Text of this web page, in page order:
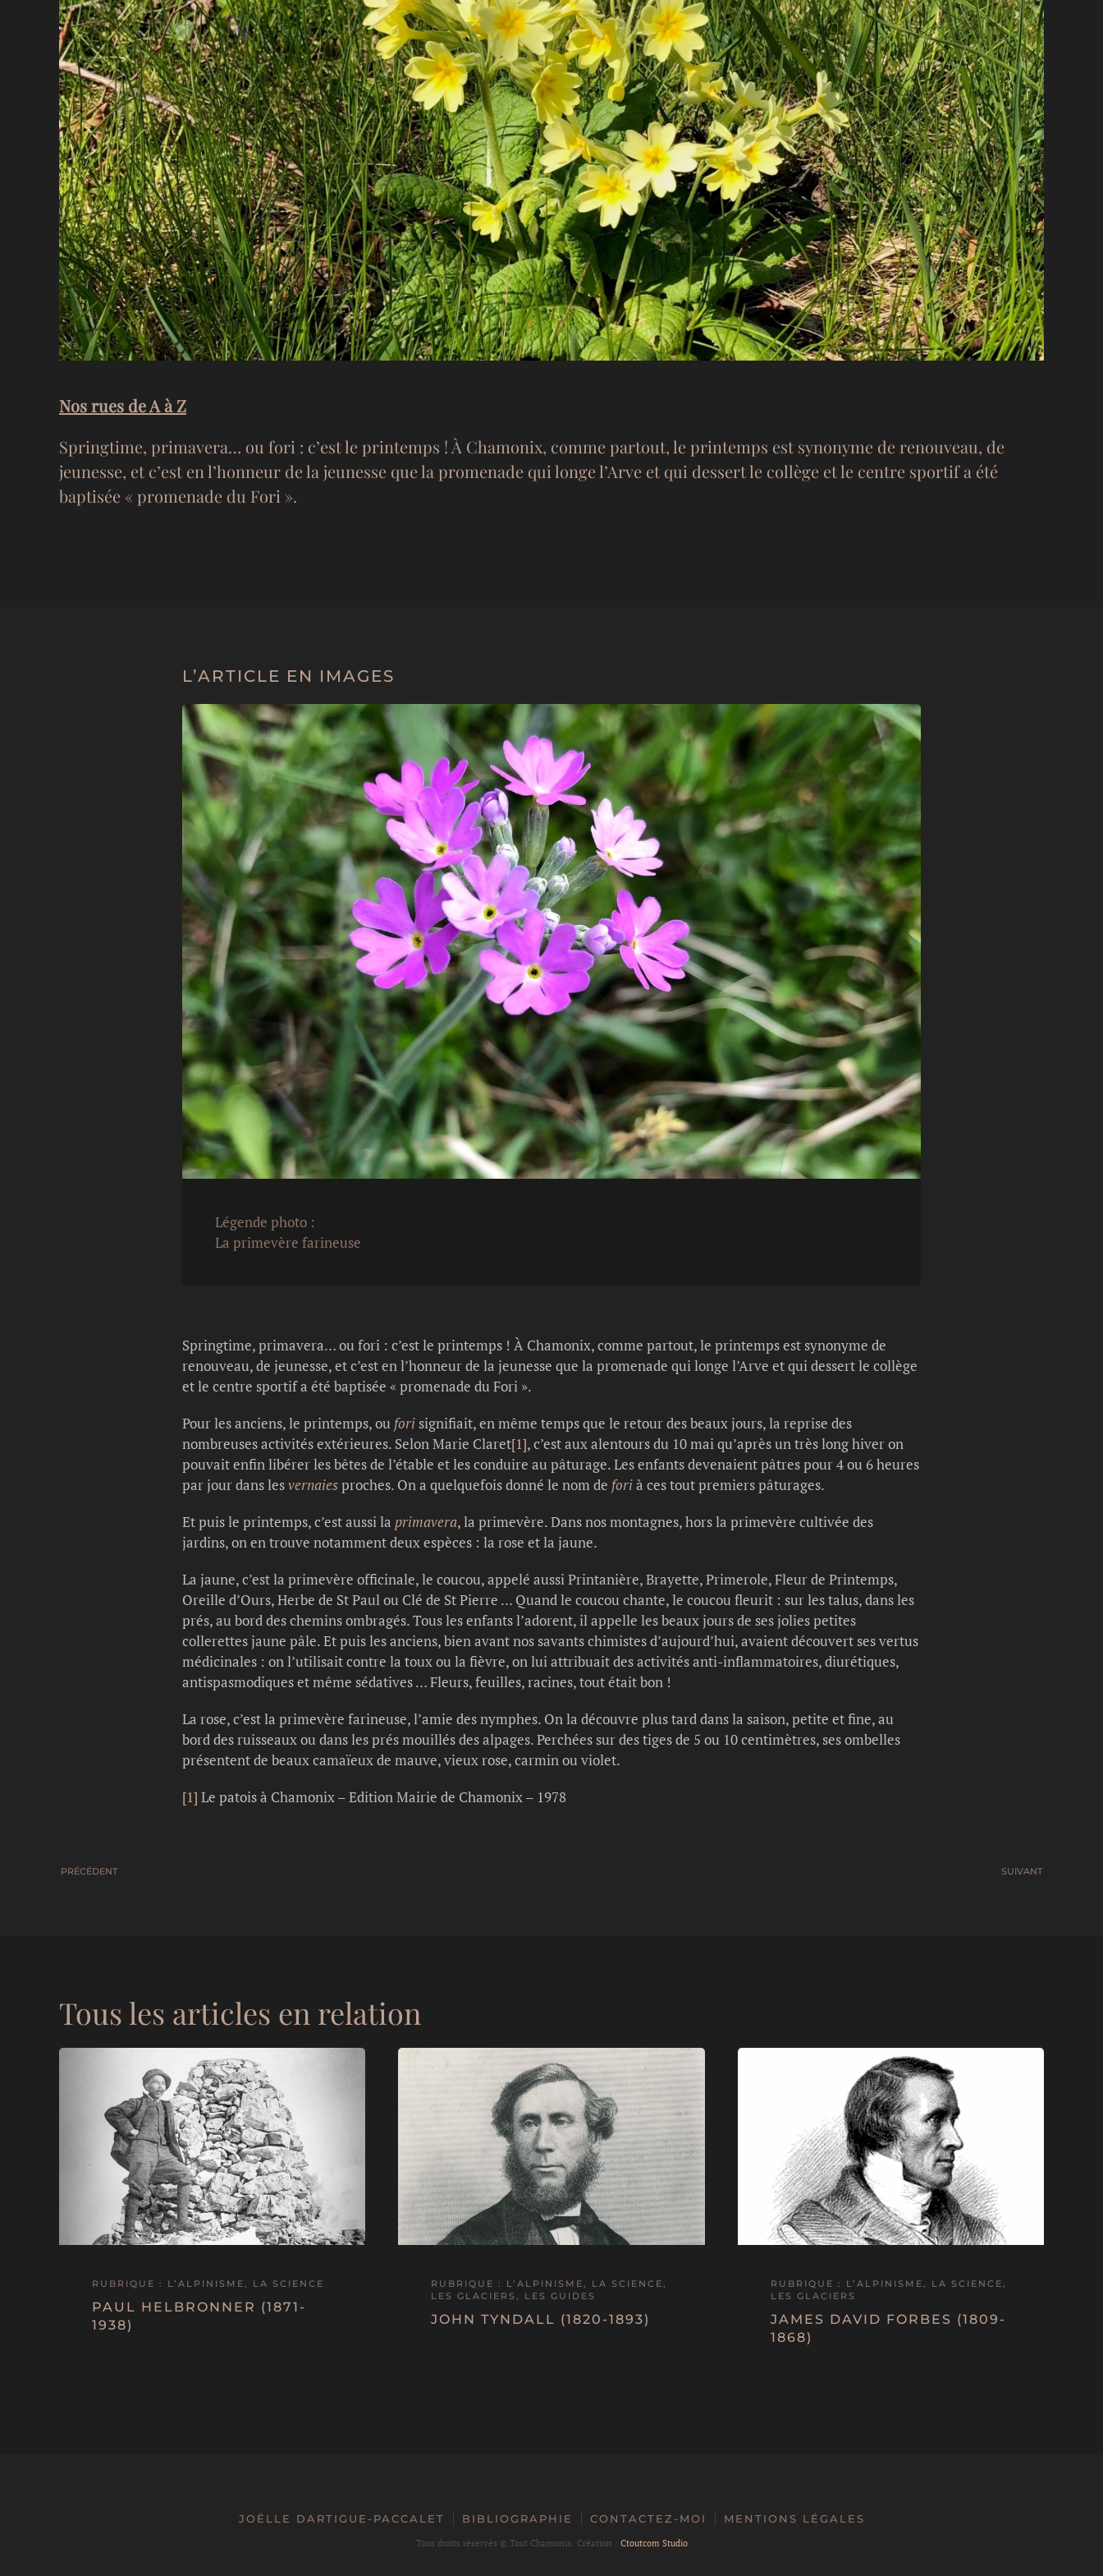
Nos rues de A à Z
Springtime, primavera… ou fori : c’est le printemps ! À Chamonix, comme partout, le printemps est synonyme de renouveau, de
jeunesse, et c’est en l’honneur de la jeunesse que la promenade qui longe l’Arve et qui dessert le collège et le centre sportif a été
baptisée « promenade du Fori ».
L’ARTICLE EN IMAGES
Légende photo :
La primevère farineuse
Springtime, primavera… ou fori : c’est le printemps ! À Chamonix, comme partout, le printemps est synonyme de
renouveau, de jeunesse, et c’est en l’honneur de la jeunesse que la promenade qui longe l’Arve et qui dessert le collège
et le centre sportif a été baptisée « promenade du Fori ».
Pour les anciens, le printemps, ou fori signifiait, en même temps que le retour des beaux jours, la reprise des
nombreuses activités extérieures. Selon Marie Claret[1], c’est aux alentours du 10 mai qu’après un très long hiver on
pouvait enfin libérer les bêtes de l’étable et les conduire au pâturage. Les enfants devenaient pâtres pour 4 ou 6 heures
par jour dans lesvernaiesproches. On a quelquefois donné le nom de forià ces tout premiers pâturages.
Et puis le printemps, c’est aussi la primavera, la primevère. Dans nos montagnes, hors la primevère cultivée des
jardins, on en trouve notamment deux espèces : la rose et la jaune.
La jaune, c’est la primevère officinale, le coucou, appelé aussi Printanière, Brayette, Primerole, Fleur de Printemps,
Oreille d’Ours, Herbe de St Paul ou Clé de St Pierre … Quand le coucou chante, le coucou fleurit : sur les talus, dans les
prés, au bord des chemins ombragés. Tous les enfants l’adorent, il appelle les beaux jours de ses jolies petites
collerettes jaune pâle. Et puis les anciens, bien avant nos savants chimistes d’aujourd’hui, avaient découvert ses vertus
médicinales : on l’utilisait contre la toux ou la fièvre, on lui attribuait des activités anti-inflammatoires, diurétiques,
antispasmodiques et même sédatives … Fleurs, feuilles, racines, tout était bon !
La rose, c’est la primevère farineuse, l’amie des nymphes. On la découvre plus tard dans la saison, petite et fine, au
bord des ruisseaux ou dans les prés mouillés des alpages. Perchées sur des tiges de 5 ou 10 centimètres, ses ombelles
présentent de beaux camaïeux de mauve, vieux rose, carmin ou violet.
[1] Le patois à Chamonix – Edition Mairie de Chamonix – 1978
PRÉCÉDENT SUIVANT
Tous les articles en relation
RUBRIQUE : L’ALPINISME, LA SCIENCE
PAUL HELBRONNER (1871-
1938)
RUBRIQUE : L’ALPINISME, LA SCIENCE,
LES GLACIERS, LES GUIDES
JOHN TYNDALL (1820-1893)
RUBRIQUE : L’ALPINISME, LA SCIENCE,
LES GLACIERS
JAMES DAVID FORBES (1809-
1868)
JOËLLE DARTIGUE-PACCALET BIBLIOGRAPHIE CONTACTEZ-MOI MENTIONS LÉGALES
Tous droits réservés © Tout Chamonix. Création : Ctoutcom Studio